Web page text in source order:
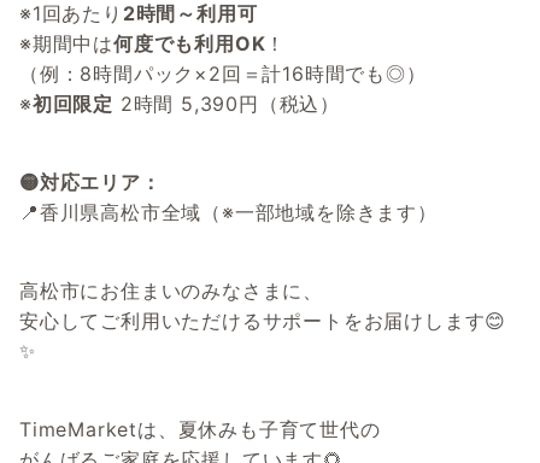
※1回あたり 2時間～利用可
※期間中は何度でも利用OK ！
（例：8時間パック×2回＝計16時間でも◎）
※初回限定 2時間 5,390円（税込）
🟡対応エリア：
📍香川県高松市全域（※一部地域を除きます）
高松市にお住まいのみなさまに、
安心してご利用いただけるサポートをお届けします😊
✨
TimeMarketは、夏休みも子育て世代の